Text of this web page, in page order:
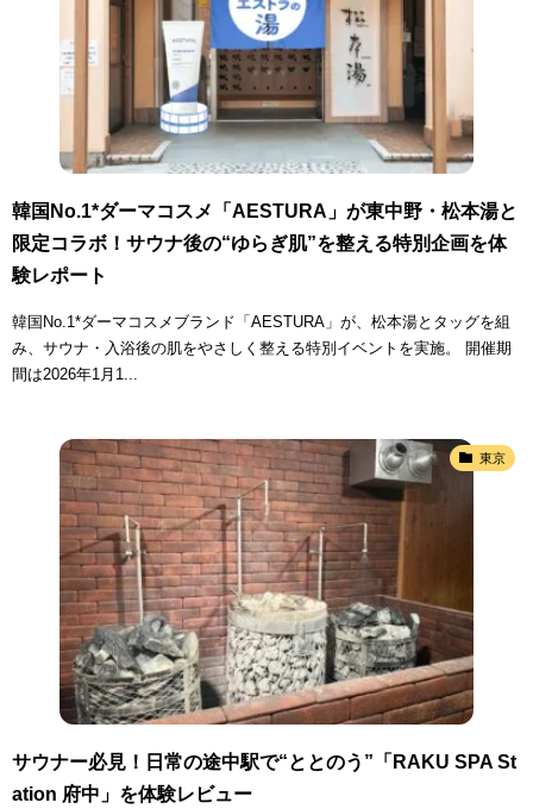
韓国No.1*ダーマコスメ「AESTURA」が東中野・松本湯と
限定コラボ！サウナ後の“ゆらぎ肌”を整える特別企画を体
験レポート
韓国No.1*ダーマコスメブランド「AESTURA」が、松本湯とタッグを組
み、サウナ・入浴後の肌をやさしく整える特別イベントを実施。 開催期
間は2026年1月1...
東京
サウナー必見！日常の途中駅で“ととのう”「RAKU SPA St
ation 府中」を体験レビュー